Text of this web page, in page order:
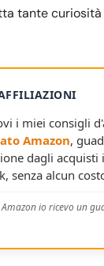
tante curiosità
i miei consigli
Amazon,
dagli acquisti
senza alcun
io ricevo un